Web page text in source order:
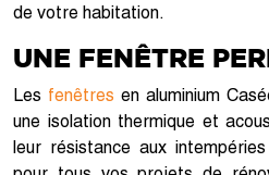
de votre habitation.
UNE FENÊTRE
Les fenêtres en aluminium
une isolation thermique et
leur résistance aux